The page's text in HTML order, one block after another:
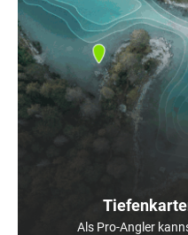
Als Pro-Angler